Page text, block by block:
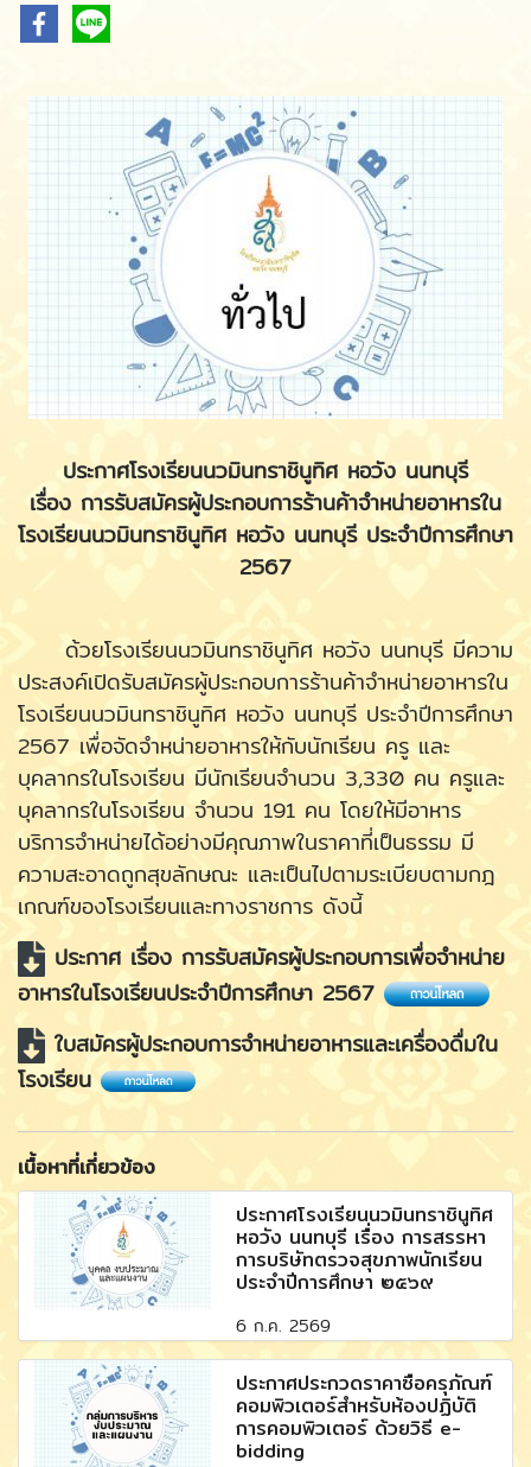
ประกาศโรงเรียนนวมินทราชินูทิศ หอวัง นนทบุรี
เรื่อง การรับสมัครผู้ประกอบการร้านค้าจำหน่ายอาหารใน
โรงเรียนนวมินทราชินูทิศ หอวัง นนทบุรี ประจำปีการศึกษา
2567
ด้วยโรงเรียนนวมินทราชินูทิศ หอวัง นนทบุรี มีความ
ประสงค์เปิดรับสมัครผู้ประกอบการร้านค้าจำหน่ายอาหารใน
โรงเรียนนวมินทราชินูทิศ หอวัง นนทบุรี ประจำปีการศึกษา
2567 เพื่อจัดจำหน่ายอาหารให้กับนักเรียน ครู และ
บุคลากรในโรงเรียน มีนักเรียนจำนวน 3,330 คน ครูและ
บุคลากรในโรงเรียน จำนวน 191 คน โดยให้มีอาหาร
บริการจำหน่ายได้อย่างมีคุณภาพในราคาที่เป็นธรรม มี
ความสะอาดถูกสุขลักษณะ และเป็นไปตามระเบียบตามกฎ
เกณฑ์ของโรงเรียนและทางราชการ ดังนี้
ประกาศ เรื่อง การรับสมัครผู้ประกอบการเพื่อจำหน่าย
อาหารในโรงเรียนประจำปีการศึกษา 2567
ใบสมัครผู้ประกอบการจำหน่ายอาหารและเครื่องดื่มใน
โรงเรียน
เนื้อหาที่เกี่ยวข้อง
ประกาศโรงเรียนนวมินทราชินูทิศ
หอวัง นนทบุรี เรื่อง การสรรหา
การบริษัทตรวจสุขภาพนักเรียน
ประจำปีการศึกษา ๒๕๖๙
6 ก.ค. 2569
ประกาศประกวดราคาซื้อครุภัณฑ์
คอมพิวเตอร์สำหรับห้องปฏิบัติ
การคอมพิวเตอร์ ด้วยวิธี e-
bidding